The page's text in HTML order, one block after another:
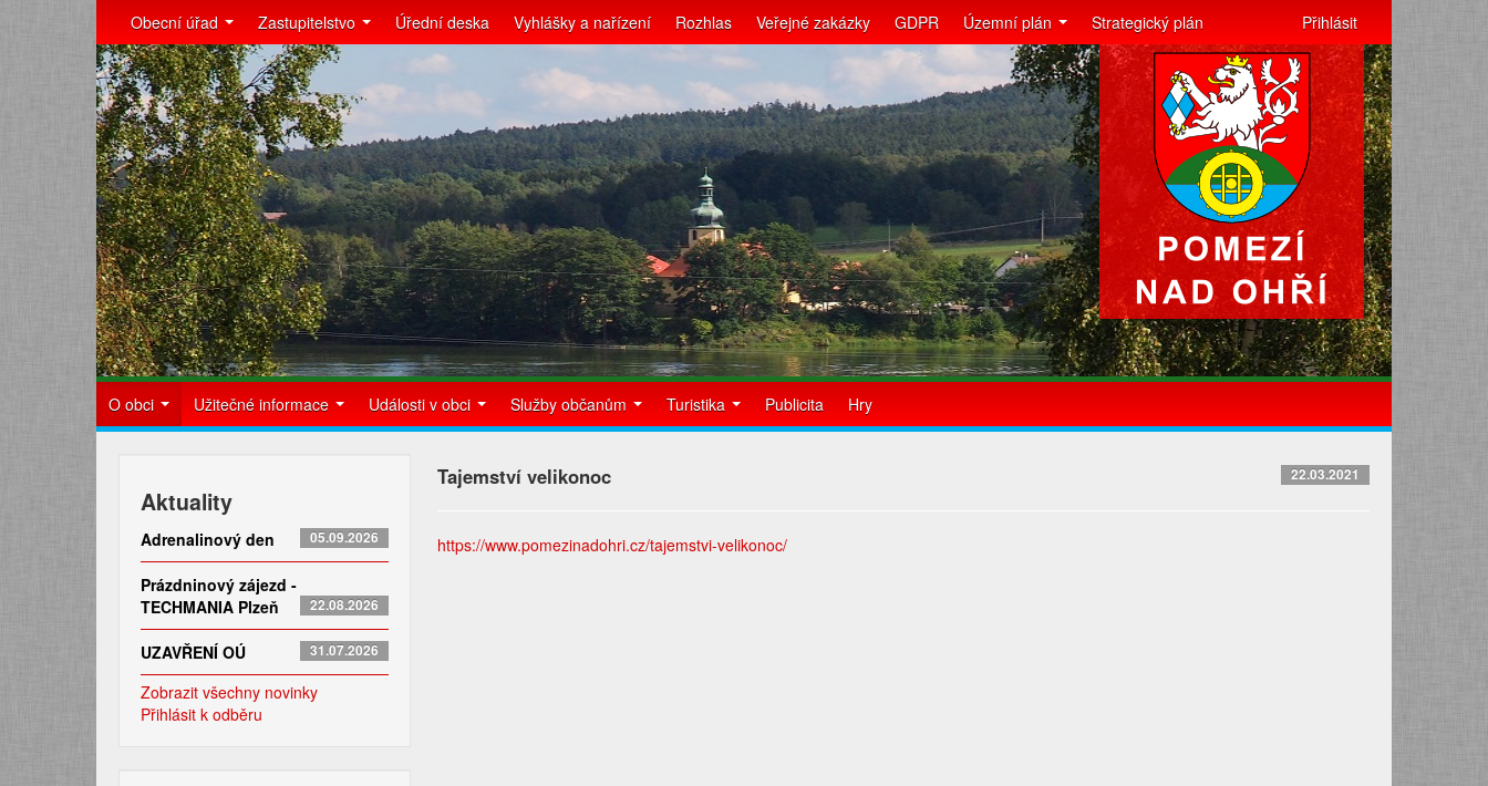
Obecní úřad Zastupitelstvo Úřední deska Vyhlášky a nařízení Rozhlas Veřejné zakázky GDPR Územní plán Strategický plán Přihlásit
O obci Užitečné informace Události v obci Služby občanům Turistika Publicita Hry
Aktuality
Adrenalinový den 05.09.2026
Prázdninový zájezd -
TECHMANIA Plzeň
22.08.2026
UZAVŘENÍ OÚ 31.07.2026
Zobrazit všechny novinky
Přihlásit k odběru
Tajemství velikonoc 22.03.2021
https://www.pomezinadohri.cz/tajemstvi-velikonoc/